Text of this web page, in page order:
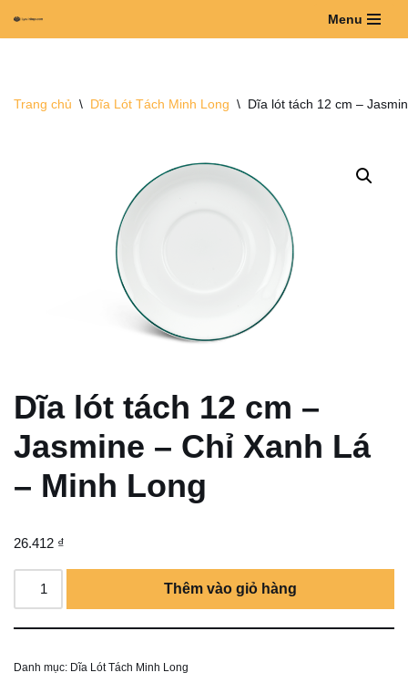
dung
Menu
Trang chủ \ Dĩa Lót Tách Minh Long \ Dĩa lót tách 12 cm –
Dĩa lót tách 12 cm –
Jasmine – Chỉ Xanh Lá
– Minh Long
26.412 ₫
Thêm vào giỏ hàng
Danh mục: Dĩa Lót Tách Minh Long